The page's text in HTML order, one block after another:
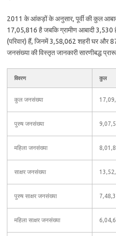
2011 के आंकड़ों के अनुसार, पूर्वी की कुल
17,05,816 है जबकि ग्रामीण आबादी 3,530
(परिवार) हैं, जिनमें 3,58,062 शहरी घर और
जनसंख्या की विस्तृत जानकारी सारणीबद्ध
विवरण कुल
कुल जनसंख्या
पुरुष जनसंख्या
महिला जनसंख्या
साक्षर जनसंख्या
पुरुष साक्षर जनसंख्या
महिला साक्षर जनसंख्या